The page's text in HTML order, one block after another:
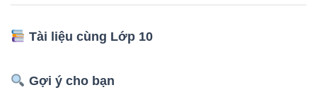
Tài liệu cùng Lớp 10
Gợi ý cho bạn